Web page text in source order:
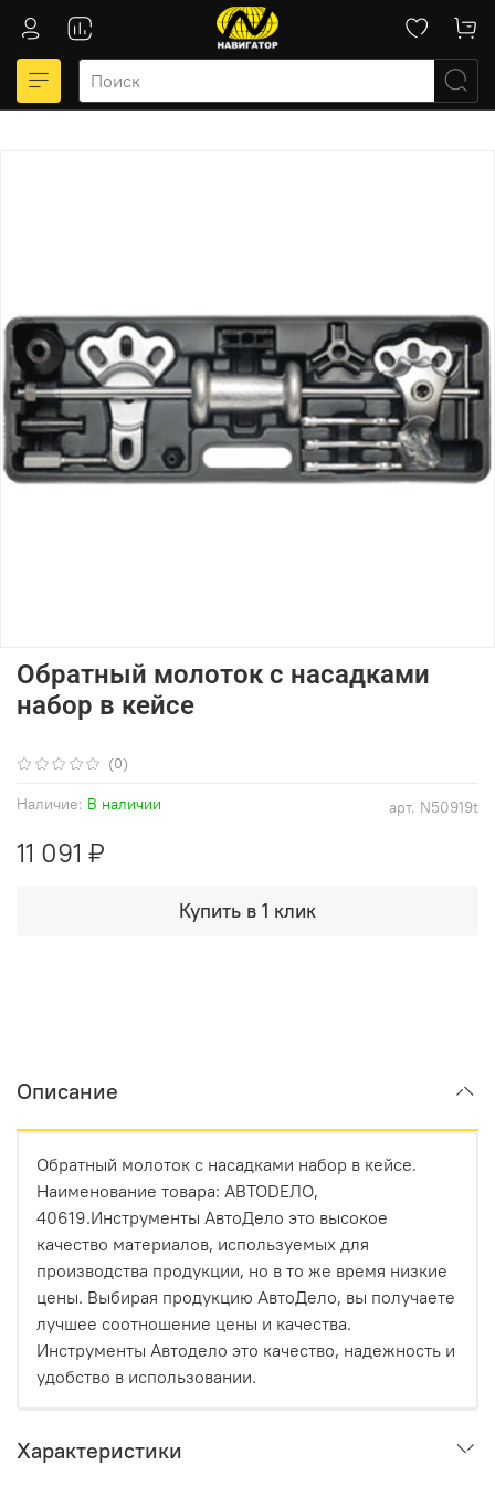
(0)
арт. N50919t
Наличие: В наличии
Обратный молоток с насадками
набор в кейсе
11 091 ₽
Купить в 1 клик
Описание
Обратный молоток с насадками набор в кейсе.
Наименование товара: АВТОDЕЛО,
40619.Инструменты АвтоДело это высокое
качество материалов, используемых для
производства продукции, но в то же время низкие
цены. Выбирая продукцию АвтоДело, вы получаете
лучшее соотношение цены и качества.
Инструменты Автодело это качество, надежность и
удобство в использовании.
Характеристики